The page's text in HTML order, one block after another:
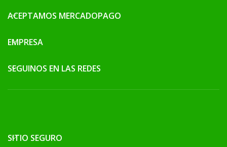
ACEPTAMOS MERCADOPAGO
EMPRESA
SEGUINOS EN LAS REDES
SITIO SEGURO